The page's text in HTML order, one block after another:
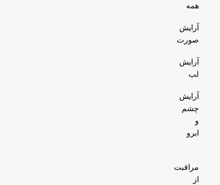
همه
آرایش
صورت
آرایش
لب
آرایش
چشم
و
ابرو
مراقبت
از